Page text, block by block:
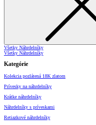
Všetky Náhrdelníky
Všetky Náhrdelníky
Kategórie
Kolekcia pozlátená 18K zlatom
Prívesky na náhrdelníky
Krátke náhrdelníky
Náhrdelníky s príveskami
Retiazkové náhrdelníky